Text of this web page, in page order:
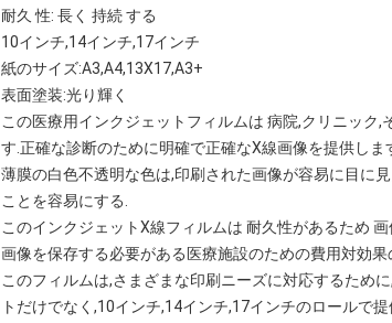
耐久 性: 長く 持続 する
10インチ,14インチ,17インチ
紙のサイズ:A3,A4,13X17,A3+
表面塗装:光り輝く
この医療用インクジェットフィルムは 病院,クリニック
す.正確な診断のために明確で正確なX線画像を提供しま
薄膜の白色不透明な色は,印刷された画像が容易に目に
ことを容易にする.
このインクジェットX線フィルムは 耐久性があるため
画像を保存する必要がある医療施設のための費用対効
このフィルムは,さまざまな印刷ニーズに対応するため
トだけでなく,10インチ,14インチ,17インチのロールで